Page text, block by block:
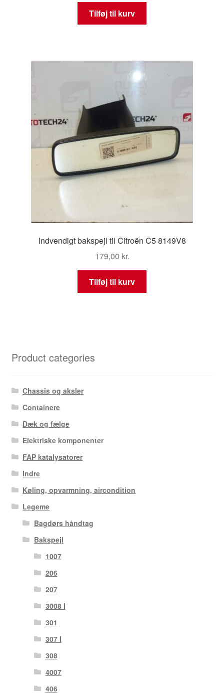
Tilføj til kurv
Indvendigt bakspejl til Citroën C5 8149V8
179,00 kr.
Tilføj til kurv
Product categories
Chassis og aksler
Containere
Dæk og fælge
Elektriske komponenter
FAP katalysatorer
Indre
Køling, opvarmning, aircondition
Legeme
Bagdørs håndtag
Bakspejl
1007
206
207
3008 I
301
307 I
308
4007
406